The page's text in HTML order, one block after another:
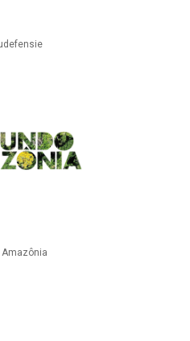
Amazônia